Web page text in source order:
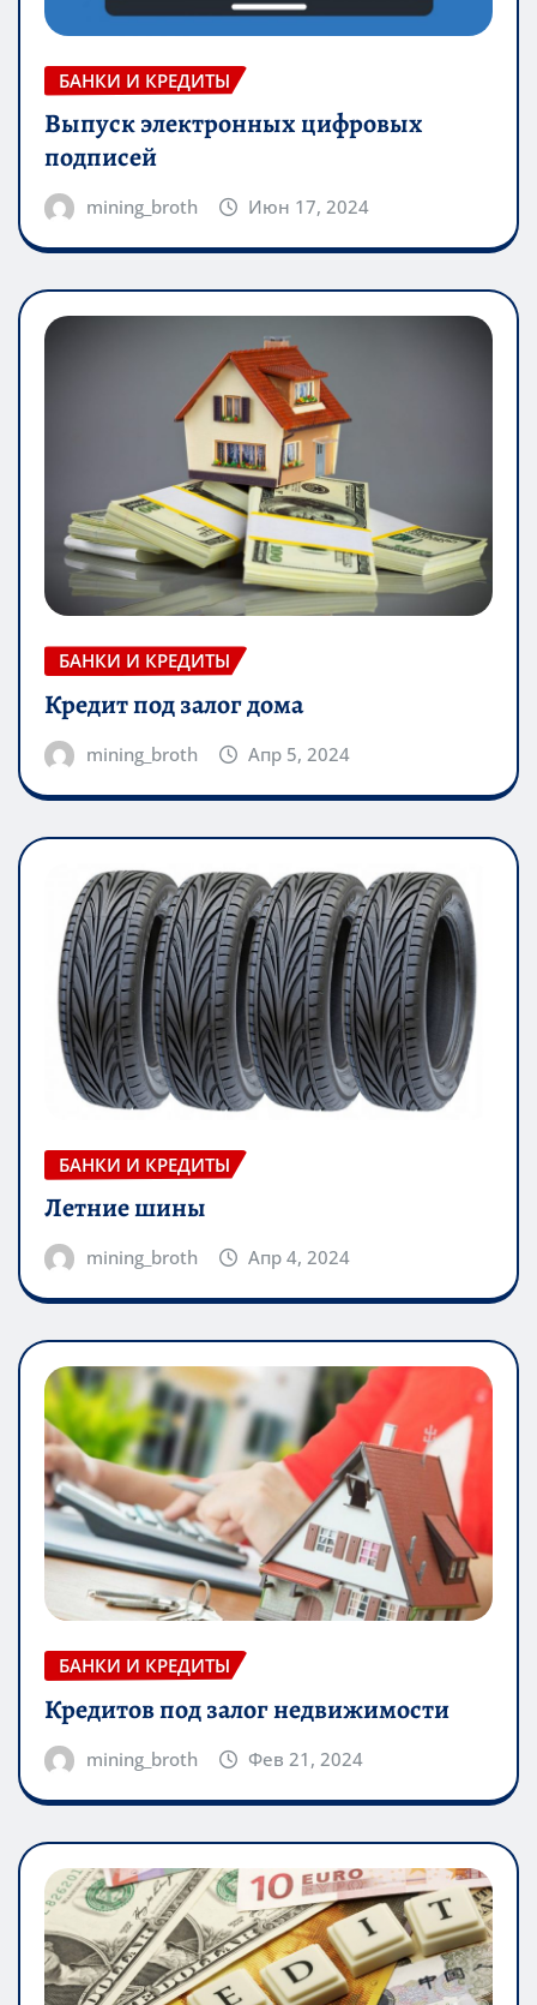
БАНКИ И КРЕДИТЫ
Выпуск электронных цифровых
подписей
mining_broth Июн 17, 2024
БАНКИ И КРЕДИТЫ
Кредит под залог дома
mining_broth Апр 5, 2024
БАНКИ И КРЕДИТЫ
Летние шины
mining_broth Апр 4, 2024
БАНКИ И КРЕДИТЫ
Кредитов под залог недвижимости
mining_broth Фев 21, 2024